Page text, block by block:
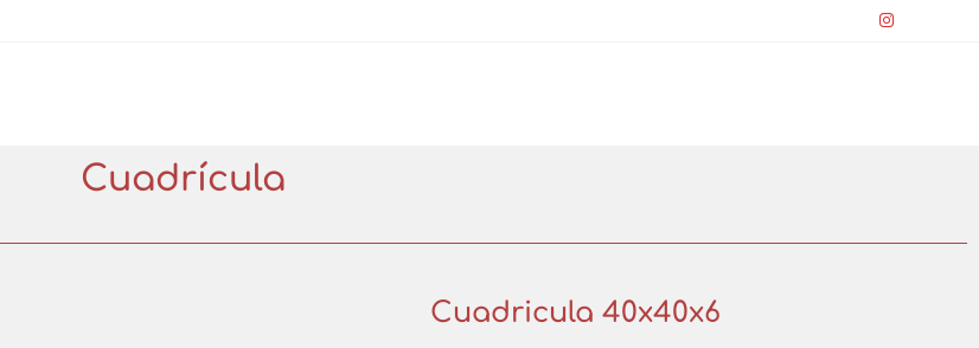
Cuadrícula
Cuadricula 40x40x6